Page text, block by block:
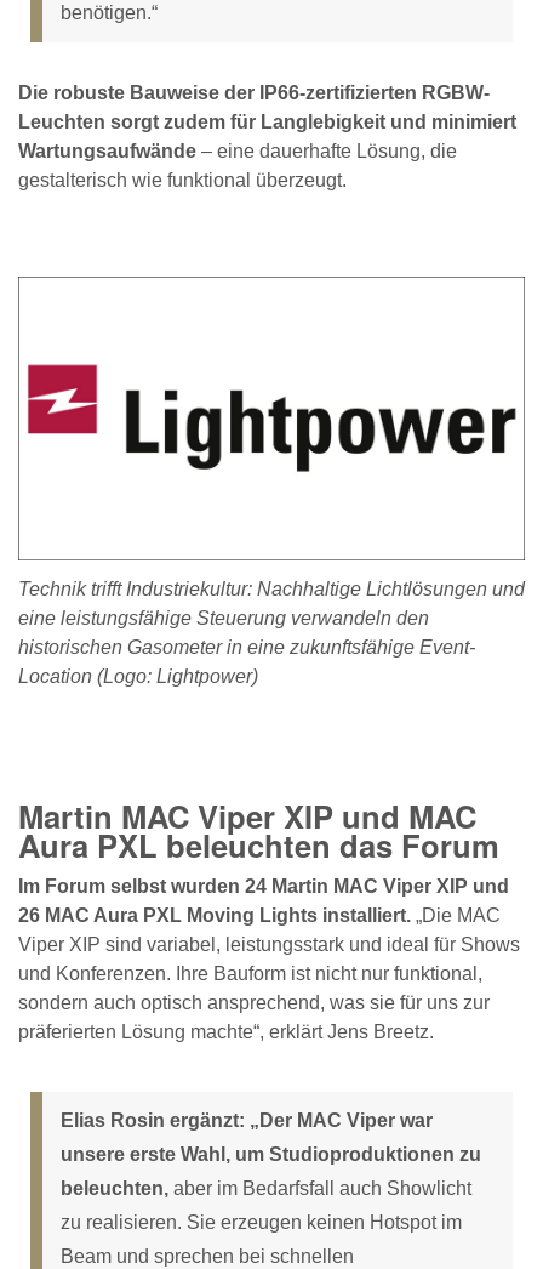
benötigen.“
Die robuste Bauweise der IP66-zertifizierten RGBW-
Leuchten sorgt zudem für Langlebigkeit und minimiert
Wartungsaufwände – eine dauerhafte Lösung, die
gestalterisch wie funktional überzeugt.
Technik trifft Industriekultur: Nachhaltige Lichtlösungen und
eine leistungsfähige Steuerung verwandeln den
historischen Gasometer in eine zukunftsfähige Event-
Location (Logo: Lightpower)
Martin MAC Viper XIP und MAC
Aura PXL beleuchten das Forum
Im Forum selbst wurden 24 Martin MAC Viper XIP und
26 MAC Aura PXL Moving Lights installiert. „Die MAC
Viper XIP sind variabel, leistungsstark und ideal für Shows
und Konferenzen. Ihre Bauform ist nicht nur funktional,
sondern auch optisch ansprechend, was sie für uns zur
präferierten Lösung machte“, erklärt Jens Breetz.
Elias Rosin ergänzt: „Der MAC Viper war
unsere erste Wahl, um Studioproduktionen zu
beleuchten, aber im Bedarfsfall auch Showlicht
zu realisieren. Sie erzeugen keinen Hotspot im
Beam und sprechen bei schnellen